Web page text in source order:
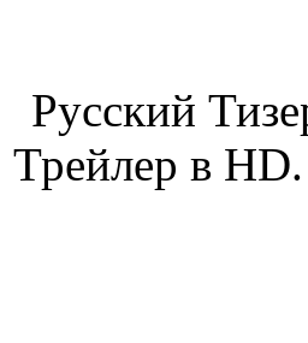
Русский
Трейлер в